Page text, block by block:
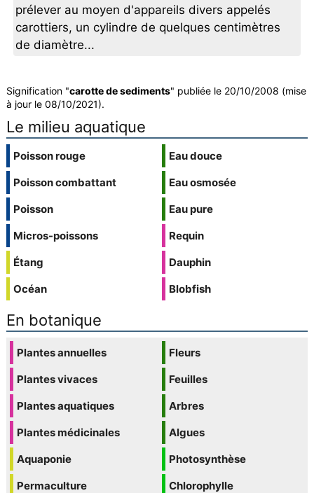
prélever au moyen d'appareils divers appelés
carottiers, un cylindre de quelques centimètres
de diamètre...
Signification "carotte de sediments" publiée le 20/10/2008 (mise
à jour le 08/10/2021).
Le milieu aquatique
Poisson rouge
Poisson combattant
Poisson
Micros-poissons
Étang
Océan
Eau douce
Eau osmosée
Eau pure
Requin
Dauphin
Blobfish
En botanique
Plantes annuelles
Plantes vivaces
Plantes aquatiques
Plantes médicinales
Aquaponie
Permaculture
Fleurs
Feuilles
Arbres
Algues
Photosynthèse
Chlorophylle